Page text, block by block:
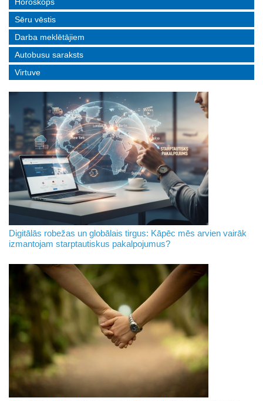
Sēru vēstis
Darba meklētājiem
Autobusu saraksts
Virtuve
Digitālās robežas un globālais tirgus: Kāpēc mēs arvien vairāk
izmantojam starptautiskus pakalpojumus?